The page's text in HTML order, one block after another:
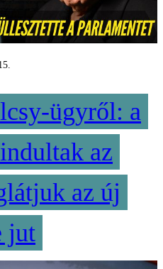
ügyről: a
az
az új
jut